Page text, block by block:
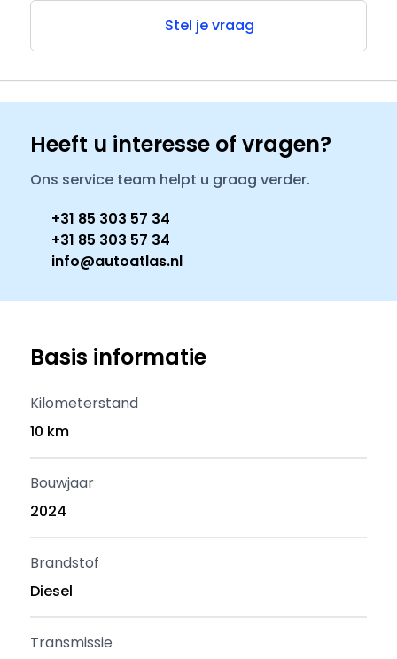
Stel je vraag
Heeft u interesse of vragen?
Ons service team helpt u graag verder.
+31 85 303 57 34
+31 85 303 57 34
info@autoatlas.nl
Basis informatie
Kilometerstand
10 km
Bouwjaar
2024
Brandstof
Diesel
Transmissie